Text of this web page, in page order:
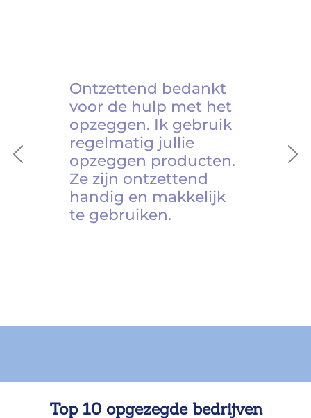
Previous
Ontzettend bedankt
voor de hulp met het
opzeggen. Ik gebruik
regelmatig jullie
opzeggen producten.
Ze zijn ontzettend
handig en makkelijk
te gebruiken.
Top 10 opgezegde bedrijven